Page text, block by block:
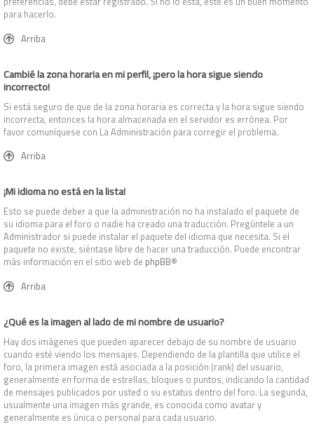
para hacerlo.
Arriba
Cambié la zona horaria en mi perfil, ¡pero la hora sigue siendo
incorrecto!
Si está seguro de que de la zona horaria es correcta y la hora sigue siendo
incorrecta, entonces la hora almacenada en el servidor es errónea. Por
favor comuníquese con La Administración para corregir el problema.
Arriba
¡Mi idioma no está en la lista!
Esto se puede deber a que la administración no ha instalado el paquete de
su idioma para el foro o nadie ha creado una traducción. Pregúntele a un
Administrador si puede instalar el paquete del idioma que necesita. Si el
paquete no existe, siéntase libre de hacer una traducción. Puede encontrar
más información en el sitio web de phpBB®
Arriba
¿Qué es la imagen al lado de mi nombre de usuario?
Hay dos imágenes que pueden aparecer debajo de su nombre de usuario
cuando esté viendo los mensajes. Dependiendo de la plantilla que utilice el
foro, la primera imagen está asociada a la posición (rank) del usuario,
generalmente en forma de estrellas, bloques o puntos, indicando la cantidad
de mensajes publicados por usted o su estatus dentro del foro. La segunda,
usualmente una imagen más grande, es conocida como avatar y
generalmente es única o personal para cada usuario.